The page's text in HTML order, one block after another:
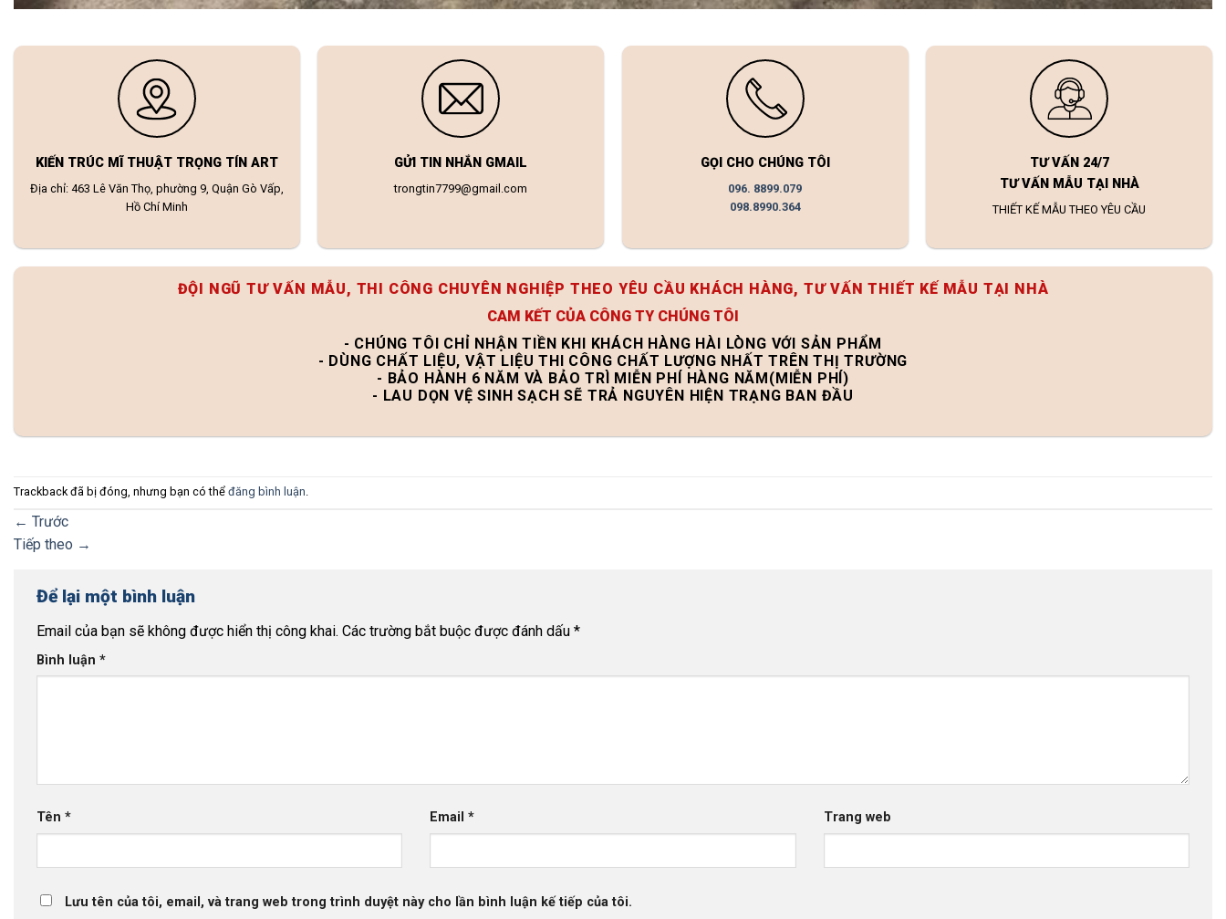
KIẾN TRÚC MĨ THUẬT TRỌNG TÍN ART
Địa chỉ: 463 Lê Văn Thọ, phường 9, Quận Gò Vấp,
Hồ Chí Minh
GỬI TIN NHẮN GMAIL
trongtin7799@gmail.com
GỌI CHO CHÚNG TÔI
096. 8899.079
098.8990.364
TƯ VẤN 24/7
TƯ VẤN MẪU TẠI NHÀ
THIẾT KẾ MẪU THEO YÊU CẦU
ĐỘI NGŨ TƯ VẤN MẪU, THI CÔNG CHUYÊN NGHIỆP THEO YÊU CẦU KHÁCH HÀNG, TƯ VẤN THIẾT KẾ MẪU TẠI NHÀ
CAM KẾT CỦA CÔNG TY CHÚNG TÔI
- CHÚNG TÔI CHỈ NHẬN TIỀN KHI KHÁCH HÀNG HÀI LÒNG VỚI SẢN PHẨM
- DÙNG CHẤT LIỆU, VẬT LIỆU THI CÔNG CHẤT LƯỢNG NHẤT TRÊN THỊ TRƯỜNG
- BẢO HÀNH 6 NĂM VÀ BẢO TRÌ MIỄN PHÍ HÀNG NĂM(MIỄN PHÍ)
- LAU DỌN VỆ SINH SẠCH SẼ TRẢ NGUYÊN HIỆN TRẠNG BAN ĐẦU
Trackback đã bị đóng, nhưng bạn có thể đăng bình luận.
← Trước
Tiếp theo →
Để lại một bình luận
Email của bạn sẽ không được hiển thị công khai. Các trường bắt buộc được đánh dấu *
Bình luận *
Tên * Email* Trang web
Lưu tên của tôi, email, và trang web trong trình duyệt này cho lần bình luận kế tiếp của tôi.